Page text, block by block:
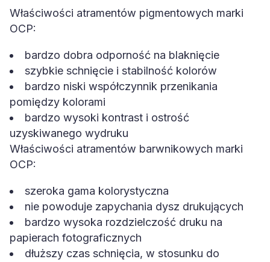
Właściwości atramentów pigmentowych marki
OCP:
bardzo dobra odporność na blaknięcie
szybkie schnięcie i stabilność kolorów
bardzo niski współczynnik przenikania
pomiędzy kolorami
bardzo wysoki kontrast i ostrość
uzyskiwanego wydruku
Właściwości atramentów barwnikowych marki
OCP:
szeroka gama kolorystyczna
nie powoduje zapychania dysz drukujących
bardzo wysoka rozdzielczość druku na
papierach fotograficznych
dłuższy czas schnięcia, w stosunku do